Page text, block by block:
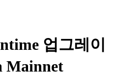
업그레이
Mainnet